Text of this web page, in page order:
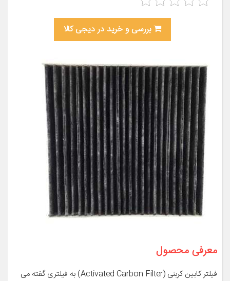
بررسی و خرید در دیجی کالا
معرفی محصول
فیلتر کابین کربنی (Activated Carbon Filter) به فیلتری گفته می